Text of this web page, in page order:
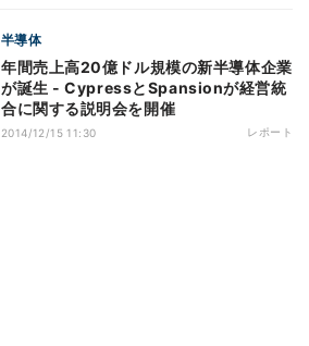
半導体
年間売上高20億ドル規模の新半導体企業
が誕生 - CypressとSpansionが経営統
合に関する説明会を開催
2014/12/15 11:30 レポート